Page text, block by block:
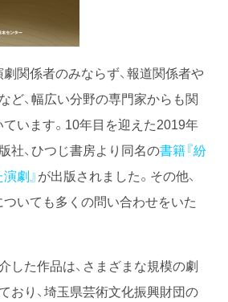
関係者のみならず、報道関係者や
ど、幅広い分野の専門家からも関
います。10年目を迎えた2019年
社、ひつじ書房より同名の書籍『紛
劇』が出版されました。その他、
いても多くの問い合わせをいた
した作品は、さまざまな規模の劇
おり、埼玉県芸術文化振興財団の